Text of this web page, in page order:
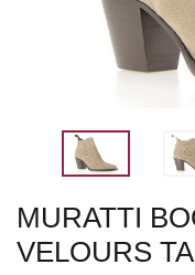
MURATTI
VELOURS